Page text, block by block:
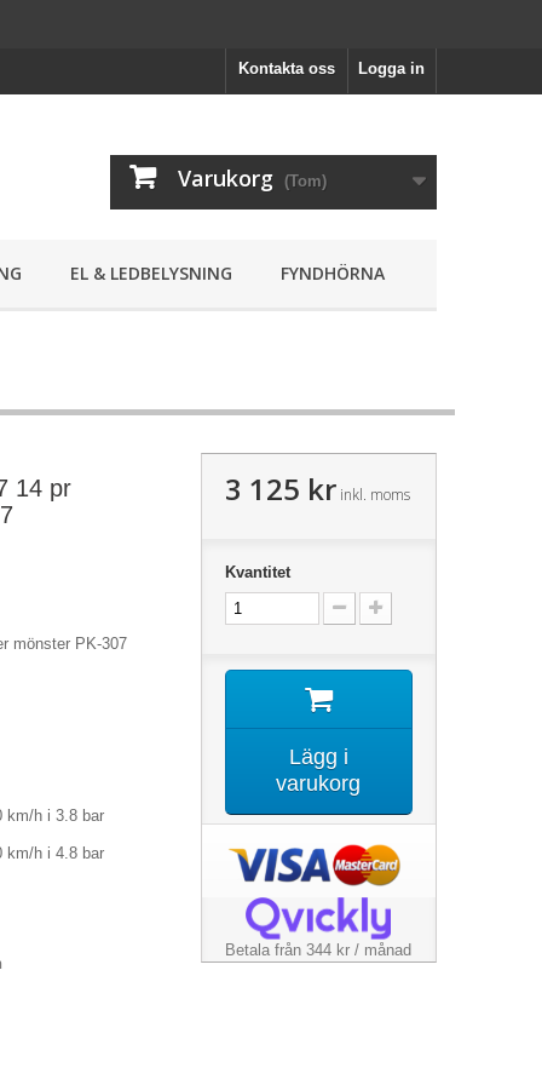
Logga in
Kontakta oss
Varukorg (Tom)
EL & LEDBELYSNING FYNDHÖRNA
14 pr
mönster PK-307
km/h i 3.8 bar
km/h i 4.8 bar
3 125 krinkl. moms
Kvantitet
Lägg i
varukorg
Betala från 344 kr / månad